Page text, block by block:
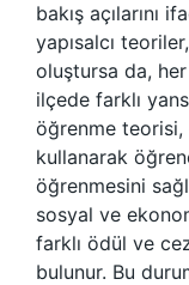
bakış açılarını
yapısalcı
oluştursa da,
ilçede farklı
öğrenme teorisi,
kullanarak
öğrenmesini
sosyal ve
farklı ödül ve
bulunur. Bu